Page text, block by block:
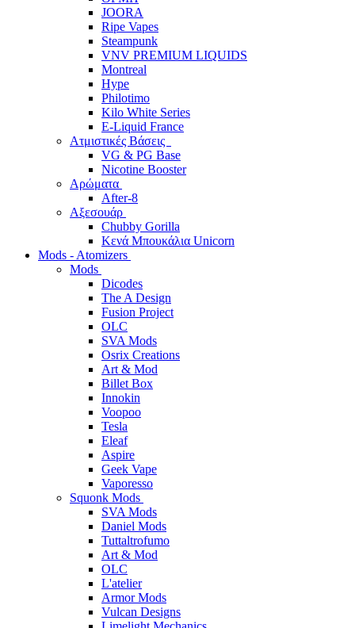
JOORA
Ripe Vapes
Steampunk
VNV PREMIUM LIQUIDS
Montreal
Hype
Philotimo
Kilo White Series
E-Liquid France
Ατμιστικές Βάσεις
VG & PG Base
Nicotine Booster
Αρώματα
After-8
Αξεσουάρ
Chubby Gorilla
Κενά Μπουκάλια Unicorn
Mods - Atomizers
Mods
Dicodes
The A Design
Fusion Project
OLC
SVA Mods
Osrix Creations
Art & Mod
Billet Box
Innokin
Voopoo
Tesla
Eleaf
Aspire
Geek Vape
Vaporesso
Squonk Mods
SVA Mods
Daniel Mods
Tuttaltrofumo
Art & Mod
OLC
L'atelier
Armor Mods
Vulcan Designs